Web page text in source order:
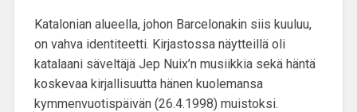
Katalonian alueella, johon Barcelonakin siis kuuluu,
on vahva identiteetti. Kirjastossa näytteillä oli
katalaani säveltäjä Jep Nuix’n musiikkia sekä häntä
koskevaa kirjallisuutta hänen kuolemansa
kymmenvuotispäivän (26.4.1998) muistoksi.